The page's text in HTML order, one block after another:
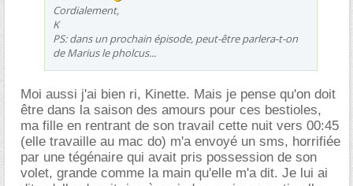
Cordialement,
K
PS: dans un prochain épisode, peut-être parlera-t-on
de Marius le pholcus...
Moi aussi j'ai bien ri, Kinette. Mais je pense qu'on doit
être dans la saison des amours pour ces bestioles,
ma fille en rentrant de son travail cette nuit vers 00:45
(elle travaille au mac do) m'a envoyé un sms, horrifiée
par une tégénaire qui avait pris possession de son
volet, grande comme la main qu'elle m'a dit. Je lui ai